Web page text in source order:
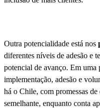
Outra potencialidade está nos
diferentes níveis de adesão e
potencial de avanço. Em uma
implementação, adesão e
há o Chile, com promessas
semelhante, enquanto conta